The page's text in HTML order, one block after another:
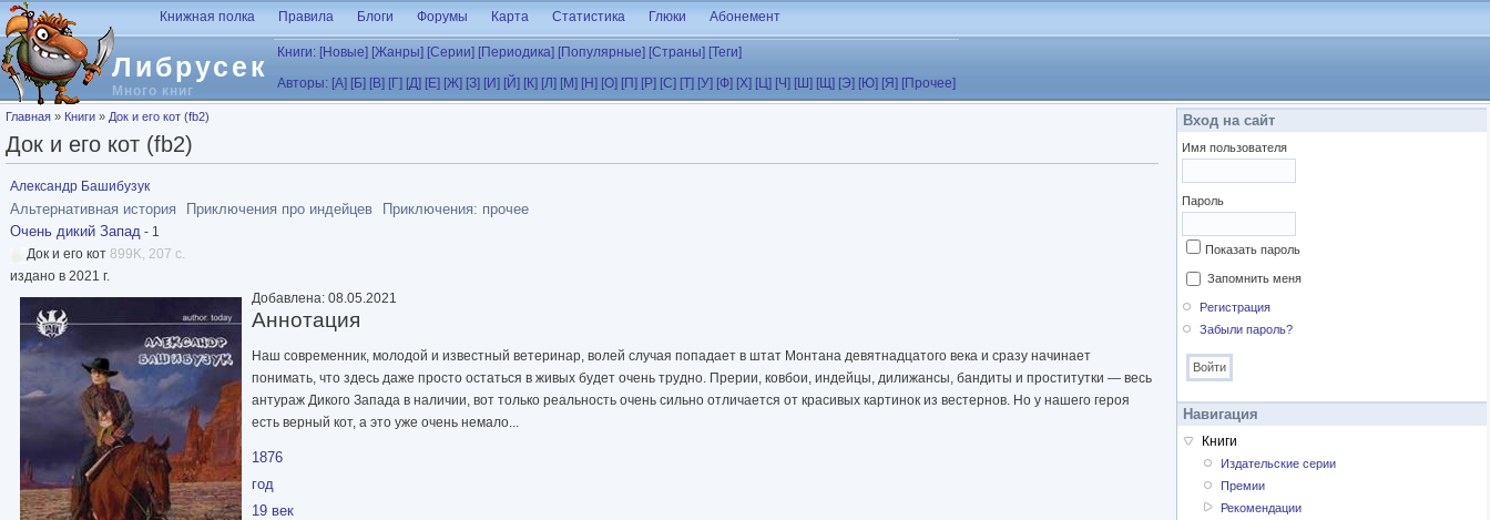
Перейти к основному содержанию
Либрусек
Много книг
Книжная полка Правила Блоги Форумы Карта Статистика Глюки Абонемент
Книги: [Новые] [Жанры] [Серии] [Периодика] [Популярные] [Страны] [Теги]
Авторы: [А] [Б] [В] [Г] [Д] [Е] [Ж] [З] [И] [Й] [К] [Л] [М] [Н] [О] [П] [Р] [С] [Т] [У] [Ф] [Х] [Ц] [Ч] [Ш] [Щ] [Э] [Ю] [Я] [Прочее]
Вы здесь
Главная » Книги » Док и его кот (fb2)
Док и его кот (fb2)
Александр Башибузук
Альтернативная история Приключения про индейцев
Приключения: прочее
Очень дикий Запад - 1
Док и его кот 899K, 207 с.
издано в 2021 г.
Добавлена: 08.05.2021
Аннотация
Наш современник, молодой и известный ветеринар, волей случая попадает в штат Монтана девятнадцатого века и сразу начинает
понимать, что здесь даже просто остаться в живых будет очень трудно. Прерии, ковбои, индейцы, дилижансы, бандиты и проститутки — весь
антураж Дикого Запада в наличии, вот только реальность очень сильно отличается от красивых картинок из вестернов. Но у нашего героя
есть верный кот, а это уже очень немало...
1876
год
19 век
Вход на сайт
Имя пользователя
Пароль
Показать пароль
Запомнить меня
Регистрация
Забыли пароль?
Навигация
Книги
Издательские серии
Премии
Рекомендации